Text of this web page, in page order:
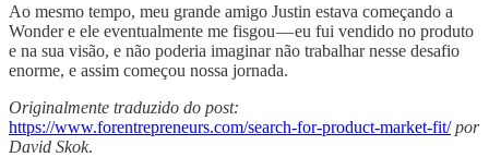
Ao mesmo tempo, meu grande amigo Justin estava começando a
Wonder e ele eventualmente me fisgou — eu fui vendido no produto
e na sua visão, e não poderia imaginar não trabalhar nesse desafio
enorme, e assim começou nossa jornada.
Originalmente traduzido do post:
https://www.forentrepreneurs.com/search-for-product-market-fit/ por
David Skok.